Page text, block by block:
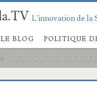
L'innovation de la
LE BLOG POLITIQUE
> LES ROUTES DE